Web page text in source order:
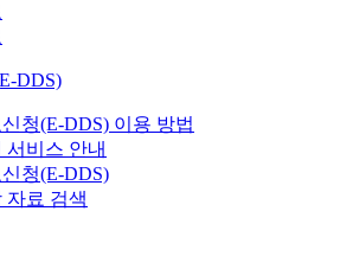
DDS)
청(E-DDS) 이용 방법
서비스 안내
청(E-DDS)
자료 검색